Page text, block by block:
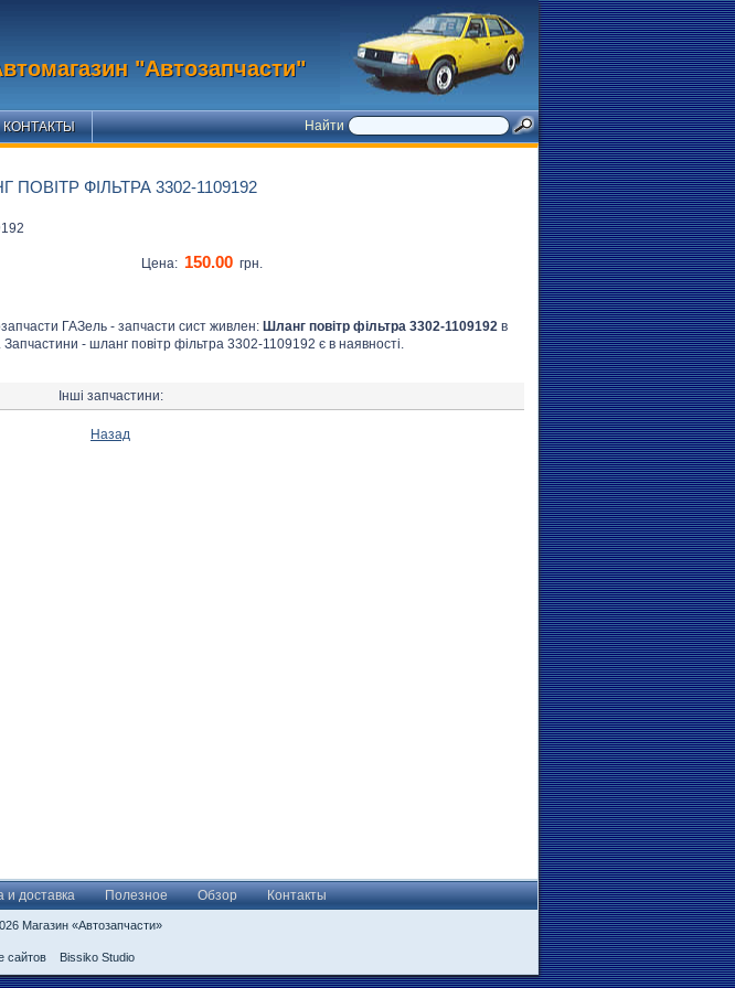
"Автозапчасти"
КОНТАКТЫ Найти
ПОВІТР ФІЛЬТРА 3302-1109192
Цена: 150.00 грн.
ГАЗель - запчасти сист живлен: Шланг повітр фільтра 3302-1109192 в
Запчастини - шланг повітр фільтра 3302-1109192 є в наявності.
Інші запчастини:
Назад
и доставка Полезное Обзор Контакты
Магазин «Автозапчасти»
сайтов Bissiko Studio